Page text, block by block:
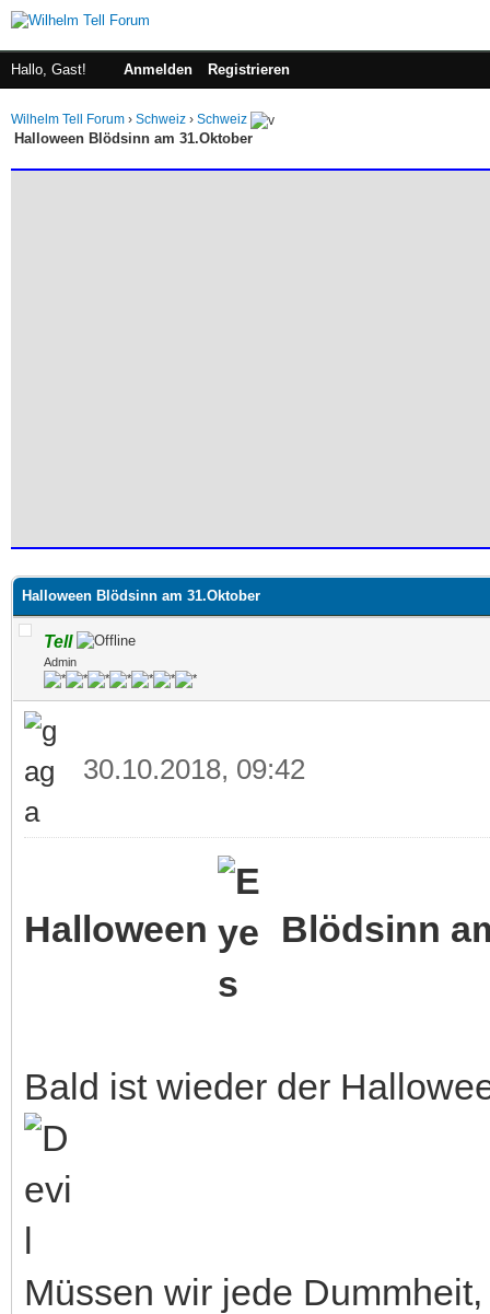
Hallo, Gast! Anmelden Registrieren
Wilhelm Tell Forum › Schweiz › Schweiz
Halloween Blödsinn am 31.Oktober
Halloween Blödsinn am 31.Oktober
Tell
Admin
30.10.2018, 09:42
Halloween Blödsinn
Bald ist wieder der
Müssen wir jede